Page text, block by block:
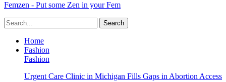
Femzen - Put some Zen in your Fem
Home
Fashion
Fashion
Urgent Care Clinic in Michigan Fills Gaps in Abortion Access